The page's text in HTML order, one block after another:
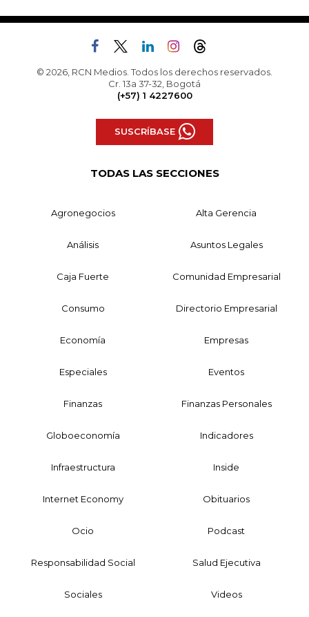
© 2026, RCN Medios. Todos los derechos reservados.
Cr. 13a 37-32, Bogotá
(+57) 1 4227600
SUSCRÍBASE
TODAS LAS SECCIONES
Agronegocios Alta Gerencia
Análisis Asuntos Legales
Caja Fuerte Comunidad Empresarial
Consumo Directorio Empresarial
Economía Empresas
Especiales Eventos
Finanzas Finanzas Personales
Globoeconomía Indicadores
Infraestructura Inside
Internet Economy Obituarios
Ocio Podcast
Responsabilidad Social Salud Ejecutiva
Sociales Videos